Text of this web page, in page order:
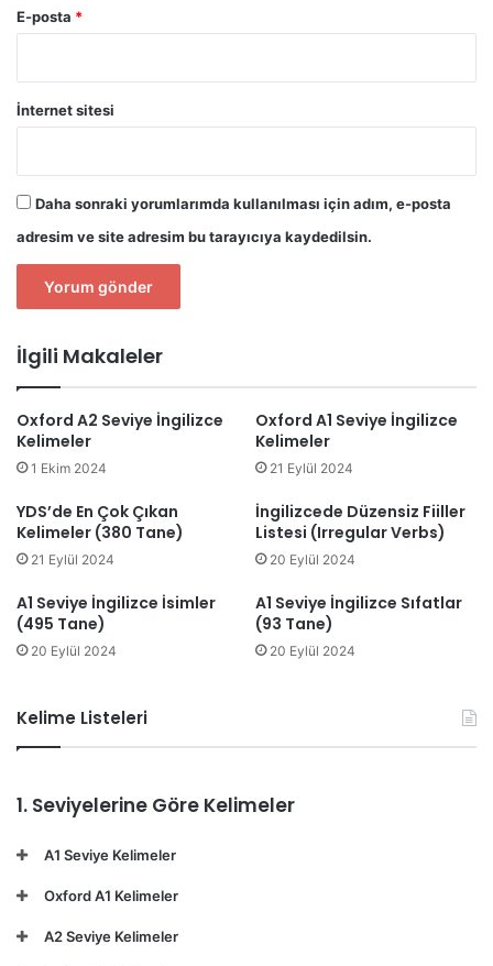
E-posta *
İnternet sitesi
Daha sonraki yorumlarımda kullanılması için adım, e-posta
adresim ve site adresim bu tarayıcıya kaydedilsin.
İlgili Makaleler
Oxford A2 Seviye İngilizce
Kelimeler
1 Ekim 2024
Oxford A1 Seviye İngilizce
Kelimeler
21 Eylül 2024
YDS’de En Çok Çıkan
Kelimeler (380 Tane)
21 Eylül 2024
İngilizcede Düzensiz Fiiller
Listesi (Irregular Verbs)
20 Eylül 2024
A1 Seviye İngilizce İsimler
(495 Tane)
20 Eylül 2024
A1 Seviye İngilizce Sıfatlar
(93 Tane)
20 Eylül 2024
Kelime Listeleri
1. Seviyelerine Göre Kelimeler
A1 Seviye Kelimeler
Oxford A1 Kelimeler
A2 Seviye Kelimeler